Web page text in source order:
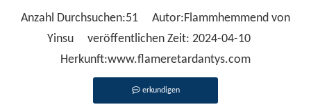
Anzahl Durchsuchen:51 Autor:Flammhemmend von
Yinsu veröffentlichen Zeit: 2024-04-10
Herkunft:www.flameretardantys.com
erkundigen